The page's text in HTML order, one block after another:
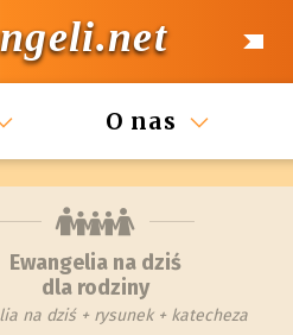
O nas
Ewangelia na dziś
dla rodziny
na dziś + rysunek + katecheza